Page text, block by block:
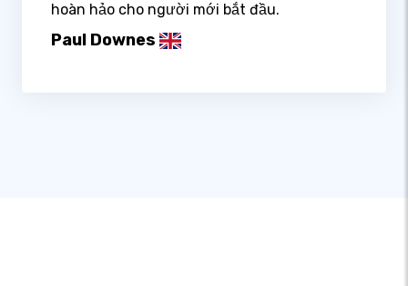
hoàn hảo cho người mới bắt đầu.
Paul Downes